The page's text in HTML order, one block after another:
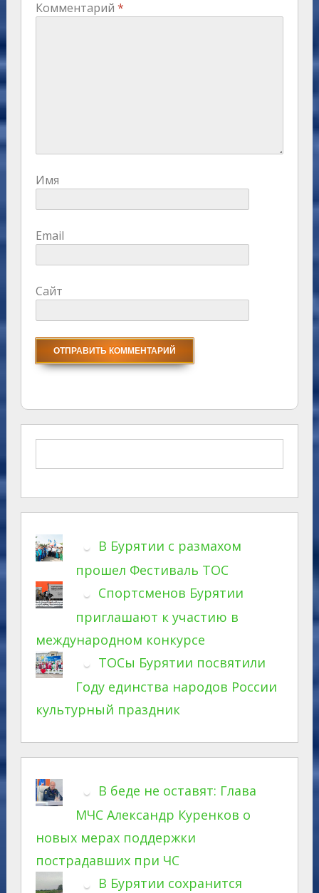
Комментарий *
Имя
Email
Сайт
В Бурятии с размахом
прошел Фестиваль ТОС
Спортсменов Бурятии
приглашают к участию в
международном конкурсе
ТОСы Бурятии посвятили
Году единства народов России
культурный праздник
В беде не оставят: Глава
МЧС Александр Куренков о
новых мерах поддержки
пострадавших при ЧС
В Бурятии сохранится